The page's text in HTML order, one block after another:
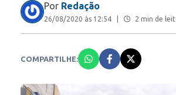
Por Redação
26/08/2020 às 12:54 2 min de
COMPARTILHE: